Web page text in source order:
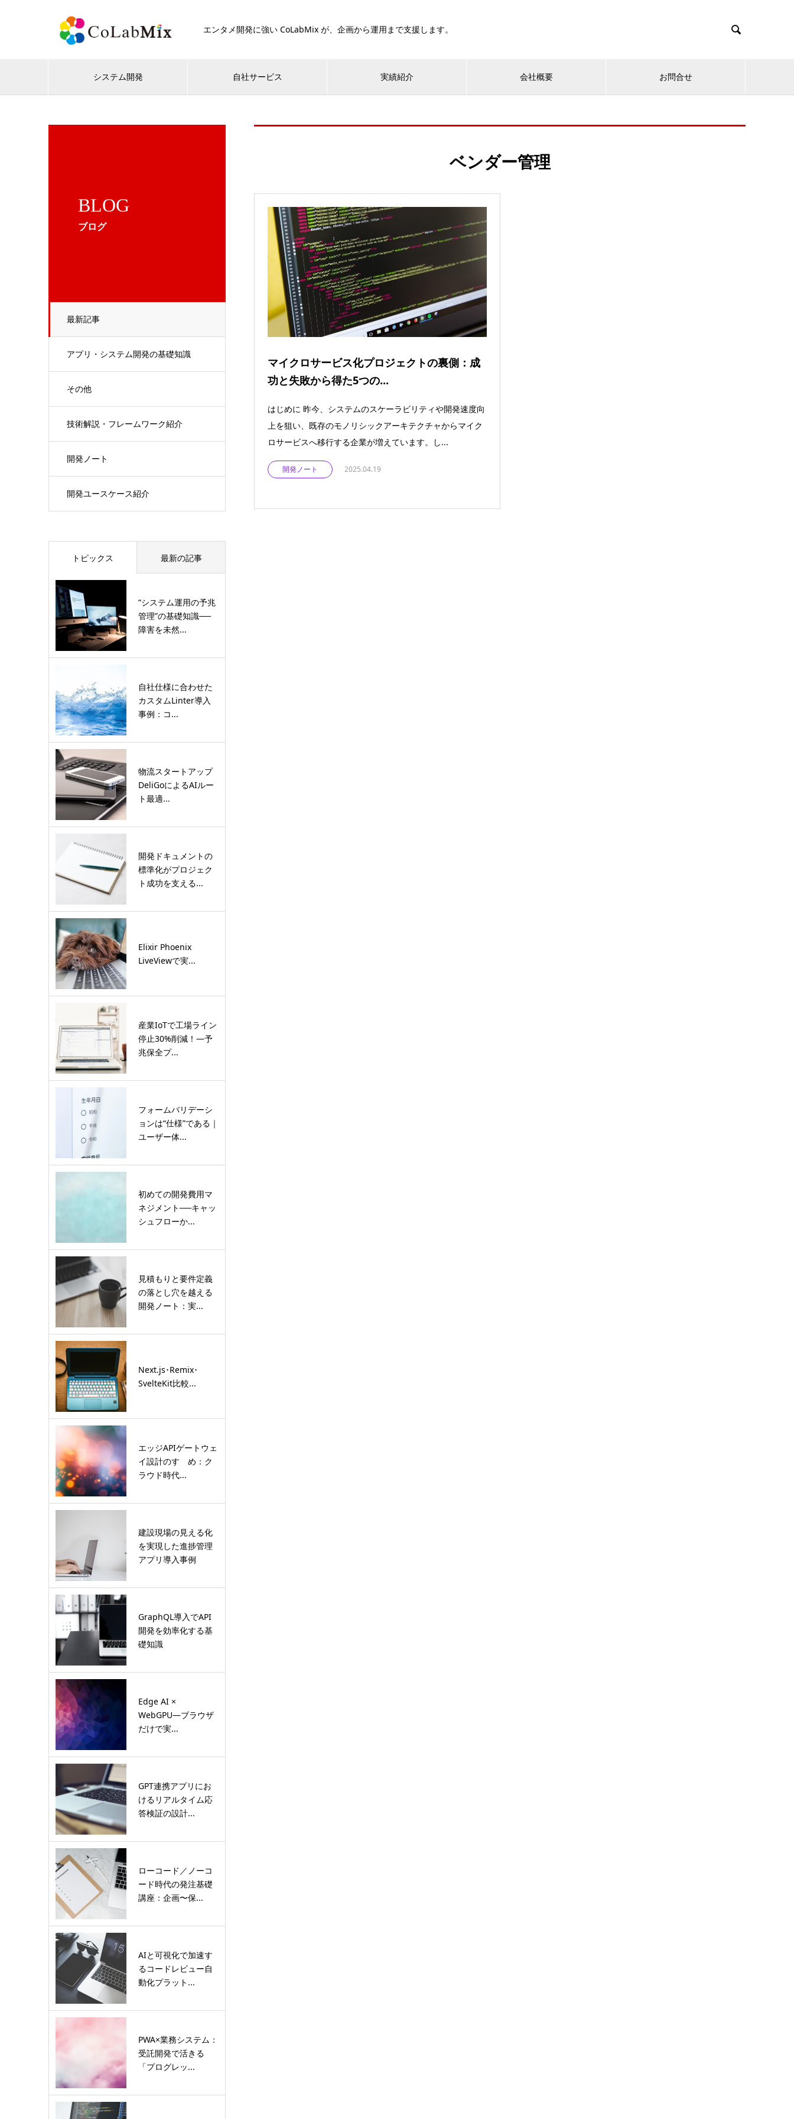
エンタメ開発に強い CoLabMix が、企画から運用まで支援します。 
システム開発 自社サービス 実績紹介 会社概要 お問合せ
BLOG
ブログ
最新記事
アプリ・システム開発の基礎知識
その他
技術解説・フレームワーク紹介
開発ノート
開発ユースケース紹介
ベンダー管理
マイクロサービス化プロジェクトの裏側：成
功と失敗から得た5つの...
はじめに 昨今、システムのスケーラビリティや開発速度向
上を狙い、既存のモノリシックアーキテクチャからマイク
ロサービスへ移行する企業が増えています。し...
開発ノート 2025.04.19
トピックス 最新の記事
“システム運用の予兆
管理”の基礎知識──
障害を未然...
自社仕様に合わせた
カスタムLinter導入
事例：コ...
物流スタートアップ
DeliGoによるAIルー
ト最適...
開発ドキュメントの
標準化がプロジェク
ト成功を支える...
Elixir Phoenix
LiveViewで実...
産業IoTで工場ライン
停止30%削減！―予
兆保全プ...
フォームバリデーシ
ョンは“仕様”である｜
ユーザー体...
初めての開発費用マ
ネジメント──キャッ
シュフローか...
見積もりと要件定義
の落とし穴を越える
開発ノート：実...
Next.js･Remix･
SvelteKit比較...
エッジAPIゲートウェ
イ設計のすゝめ：ク
ラウド時代...
建設現場の見える化
を実現した進捗管理
アプリ導入事例
GraphQL導入でAPI
開発を効率化する基
礎知識
Edge AI ×
WebGPU―ブラウザ
だけで実...
GPT連携アプリにお
けるリアルタイム応
答検証の設計...
ローコード／ノーコ
ード時代の発注基礎
講座：企画〜保...
AIと可視化で加速す
るコードレビュー自
動化プラット...
PWA×業務システム：
受託開発で活きる
「プログレッ...